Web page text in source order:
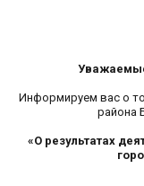
Информируем вас о
района
«О результатах